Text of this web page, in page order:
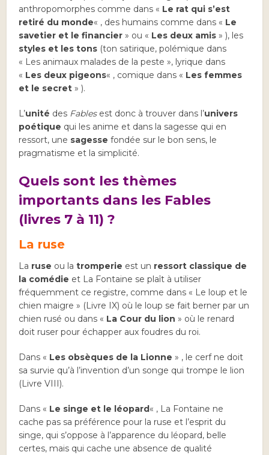
anthropomorphes comme dans « Le rat qui s’est
retiré du monde« , des humains comme dans « Le
savetier et le financier » ou « Les deux amis » ), les
styles et les tons (ton satirique, polémique dans
« Les animaux malades de la peste », lyrique dans
« Les deux pigeons« , comique dans « Les femmes
et le secret » ).
L’unité des Fablesest donc à trouver dans l’univers
poétique qui les anime et dans la sagesse qui en
ressort, une sagesse fondée sur le bon sens, le
pragmatisme et la simplicité.
Quels sont les thèmes
importants dans les Fables
(livres 7 à 11) ?
La ruse
La ruse ou latromperie est un ressort classique de
la comédie et La Fontaine se plaît à utiliser
fréquemment ce registre, comme dans « Le loup et le
chien maigre » (Livre IX) où le loup se fait berner par un
chien rusé ou dans « La Cour du lion » où le renard
doit ruser pour échapper aux foudres du roi.
Dans « Les obsèques de la Lionne » , le cerf ne doit
sa survie qu’à l’invention d’un songe qui trompe le lion
(Livre VIII).
Dans « Le singe et le léopard« , La Fontaine ne
cache pas sa préférence pour la ruse et l’esprit du
singe, qui s’oppose à l’apparence du léopard, belle
certes, mais qui cache une absence de qualité